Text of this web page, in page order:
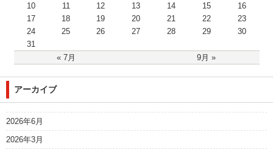
« 7月 9月 »
10
11 12 13 14 15
16
17
18 19 20 21 22
23
24
25 26 27 28 29
30
31
アーカイブ
2026年6月
2026年3月